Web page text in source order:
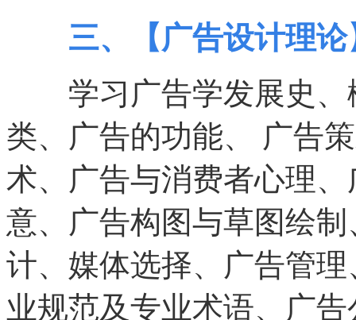
三、【广告设计理论
学习广告学发展史、
类、广告的功能、 广告
术、广告与消费者心理
意、广告构图与草图绘
计、媒体选择、广告管
业规范及专业术语、广